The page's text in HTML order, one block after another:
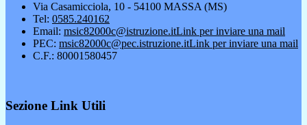
Via Casamicciola, 10 - 54100 MASSA (MS)
Tel: 0585.240162
Email: msic82000c@istruzione.itLink per inviare una mail
PEC: msic82000c@pec.istruzione.itLink per inviare una mail
C.F.: 80001580457
Sezione Link Utili